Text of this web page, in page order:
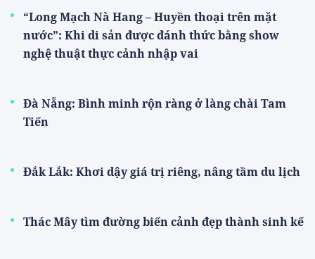
“Long Mạch Nà Hang – Huyền thoại trên mặt
nước”: Khi di sản được đánh thức bằng show
nghệ thuật thực cảnh nhập vai
Đà Nẵng: Bình minh rộn ràng ở làng chài Tam
Tiến
Đắk Lắk: Khơi dậy giá trị riêng, nâng tầm du lịch
Thác Mây tìm đường biến cảnh đẹp thành sinh kế